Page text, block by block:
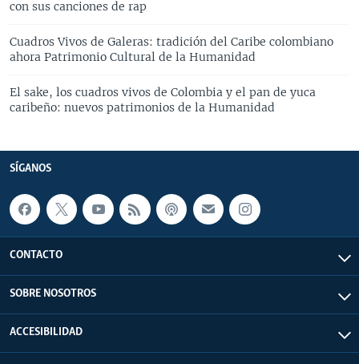
con sus canciones de rap
Cuadros Vivos de Galeras: tradición del Caribe colombiano
ahora Patrimonio Cultural de la Humanidad
El sake, los cuadros vivos de Colombia y el pan de yuca
caribeño: nuevos patrimonios de la Humanidad
SÍGANOS
CONTACTO
SOBRE NOSOTROS
ACCESIBILIDAD